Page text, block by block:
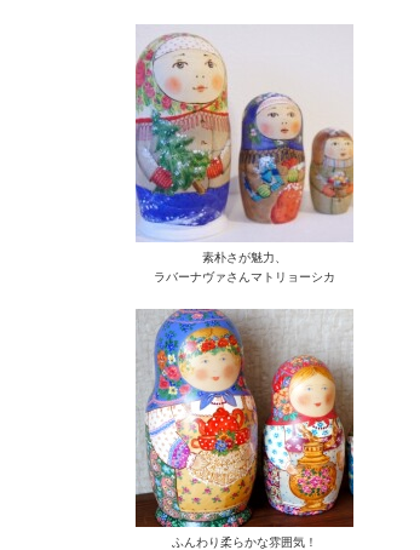
素朴さが魅力、
ラバーナヴァさんマトリョーシカ
ふんわり柔らかな雰囲気！